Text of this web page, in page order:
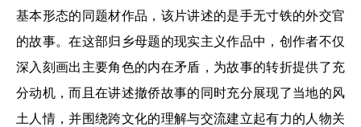
基本形态的同题材作品，该片讲述的是手无寸铁的外交官
的故事。在这部归乡母题的现实主义作品中，创作者不仅
深入刻画出主要角色的内在矛盾，为故事的转折提供了充
分动机，而且在讲述撤侨故事的同时充分展现了当地的风
土人情，并围绕跨文化的理解与交流建立起有力的人物关